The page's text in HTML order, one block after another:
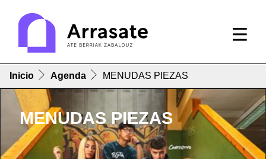
Inicio Agenda MENUDAS PIEZAS
MENUDAS PIEZAS